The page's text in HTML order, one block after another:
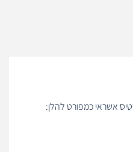
אשראי כמפורט להלן: